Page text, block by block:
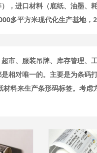
，进口材料（底纸、油墨、
多平方米现代化生产基地，
市、服装吊牌、库存管理、
相对唯一的。主要是为条码
材料来生产条形码标签。考